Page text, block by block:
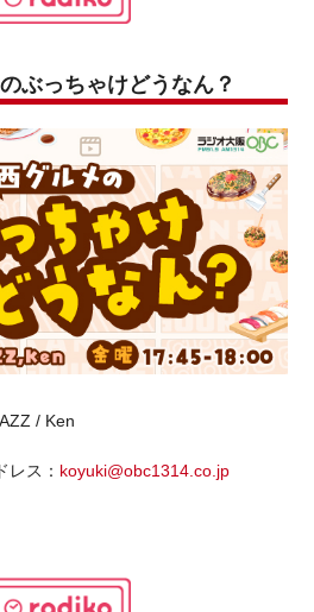
ぶっちゃけどうなん？
/ Ken
レス： koyuki@obc1314.co.jp